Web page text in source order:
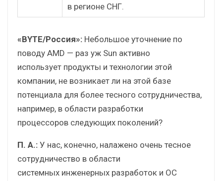
в регионе СНГ.
«BYTE/Россия»: Небольшое уточнение по
поводу AMD — раз уж Sun активно
использует продукты и технологии этой
компании, не возникает ли на этой базе
потенциала для более тесного сотрудничества,
например, в области разработки
процессоров следующих поколений?
П. А.: У нас, конечно, налажено очень тесное
сотрудничество в области
системных инженерных разработок и ОС